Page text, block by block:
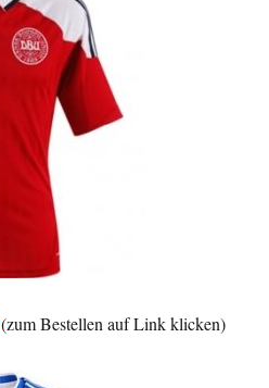
(zum Bestellen auf Link klicken)